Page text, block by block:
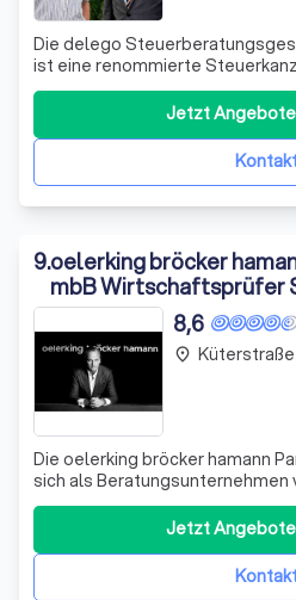
Die delego
ist eine renommierte
Expertise und ihren
Mit über 30 Jahren Erfahrung in
unseren Mandanten eine
Beratung in allen steuerlichen
Jetzt
9.oelerking bröcker
mbB Wirtschaftsprüfer
Rechtsanwalt8,6
Die oelerking bröcker hamann
sich als Beratungsunternehmen
denkenden Menschen für
Branchen. Ebenso wichtig ist
der Region, in und für Kiel sowie
norddeutschen Raum.
Jetzt
place Küterstraße